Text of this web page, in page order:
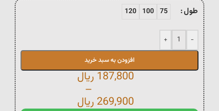
طول 75
100
120
-
+
افزودن به سبد خرید
187,800 ریال
–
269,900 ریال